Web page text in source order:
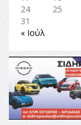
24
25
31
« Ιούλ